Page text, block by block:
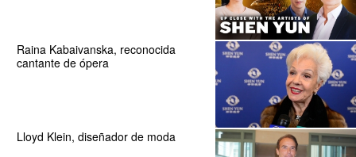
Raina Kabaivanska, reconocida
cantante de ópera
Lloyd Klein, diseñador de moda